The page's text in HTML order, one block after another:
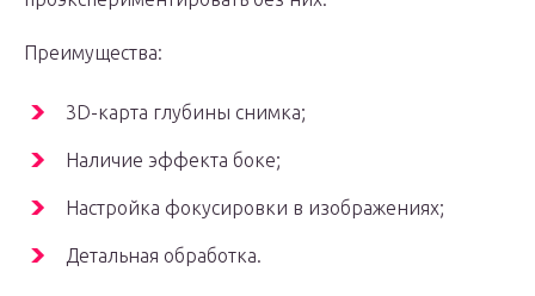
Преимущества:
3D-карта глубины снимка;
Наличие эффекта боке;
Настройка фокусировки в изображениях;
Детальная обработка.